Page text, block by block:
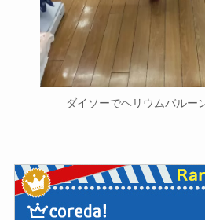
ダイソーでヘリウムバルー